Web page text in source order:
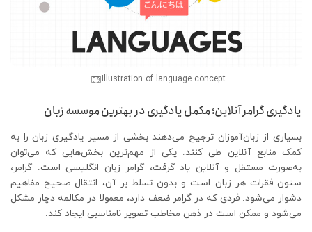
Illustration of language concept
یادگیری گرامر آنلاین؛ مکمل یادگیری در بهترین موسسه زبان
بسیاری از زبان‌آموزان ترجیح می‌دهند بخشی از مسیر یادگیری زبان را به
کمک منابع آنلاین طی کنند. یکی از مهم‌ترین بخش‌هایی که می‌توان
به‌صورت مستقل و آنلاین یاد گرفت، گرامر زبان انگلیسی است. گرامر،
ستون فقرات هر زبان است و بدون تسلط بر آن، انتقال صحیح مفاهیم
دشوار می‌شود. فردی که در گرامر ضعف دارد، معمولا در مکالمه دچار مشکل
می‌شود و ممکن است در ذهن مخاطب تصویر نامناسبی ایجاد کند.